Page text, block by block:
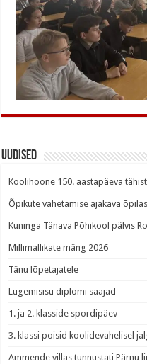
Uudised
Koolihoone 150. aastapäeva
Õpikute vahetamise ajakava
Kuninga Tänava Põhikool pälvis
Millimallikate mäng 2026
Tänu lõpetajatele
Lugemisisu diplomi saajad
1. ja 2. klasside spordipäev
3. klassi poisid koolidevahelisel
Ammende villas tunnustati Pärnu